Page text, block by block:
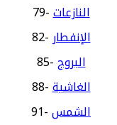
79-النازعات
82-الإنفطار
85-البروج
88-الغاشية
91-الشمس